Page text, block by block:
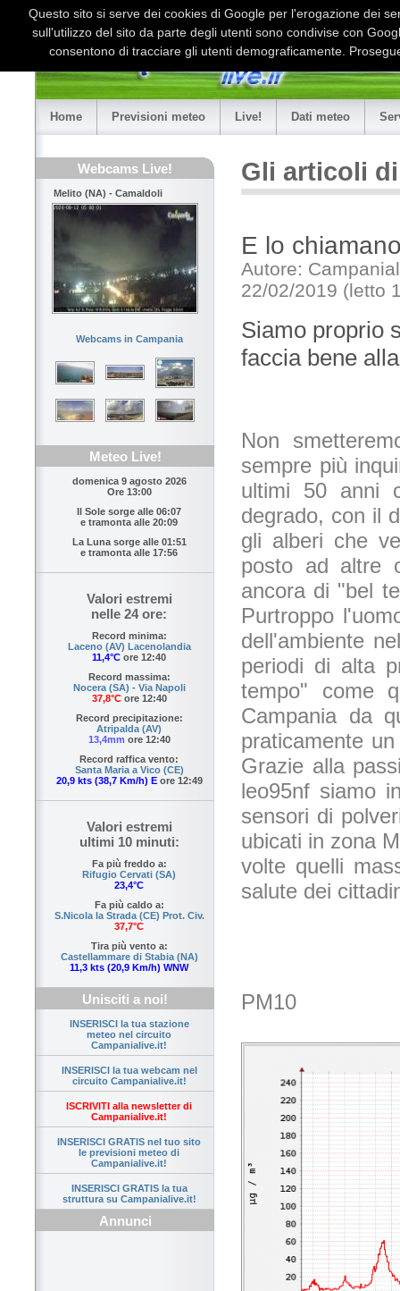
Home Previsioni meteo Live! Dati meteo
Webcams Live!
Melito (NA) - Camaldoli
Webcams in Campania
Meteo Live!
domenica 9 agosto 2026
Ore 13:00
Il Sole sorge alle 06:07
e tramonta alle 20:09
La Luna sorge alle 01:51
e tramonta alle 17:56
Valori estremi
nelle 24 ore:
Record minima:
Laceno (AV) Lacenolandia
11,4°C ore 12:40
Record massima:
Nocera (SA) - Via Napoli
37,8°Core 12:40
Record precipitazione:
Atripalda (AV)
13,4mm ore 12:40
Record raffica vento:
Santa Maria a Vico (CE)
20,9 kts (38,7 Km/h) Eore 12:49
Valori estremi
ultimi 10 minuti:
Fa più freddo a:
Rifugio Cervati (SA)
23,4°C
Fa più caldo a:
S.Nicola la Strada (CE) Prot. Civ.
37,7°C
Tira più vento a:
Castellammare di Stabia (NA)
11,3 kts (20,9 Km/h) WNW
Unisciti a noi!
INSERISCI la tua stazione
meteo nel circuito
Campanialive.it!
INSERISCI la tua webcam nel
circuito Campanialive.it!
ISCRIVITI alla newsletter di
Campanialive.it!
INSERISCI GRATIS nel tuo sito
le previsioni meteo di
Campanialive.it!
INSERISCI GRATIS la tua
struttura su Campanialive.it!
Annunci
Gli articoli
E lo
Autore:
22/02/2019 (letto
Siamo proprio
faccia bene
Non
sempre più
ultimi 50 anni
degrado, con il
gli alberi che
posto ad altre
ancora di "bel
Purtroppo
dell'ambiente
periodi di alta
tempo" come
Campania da
praticamente
Grazie alla
leo95nf siamo
sensori di
ubicati in zona
volte quelli
salute dei
PM10
Questo sito si serve dei cookies di Google per l'erogazione dei
sull'utilizzo del sito da parte degli utenti sono condivise con
consentono di tracciare gli utenti demograficamente.